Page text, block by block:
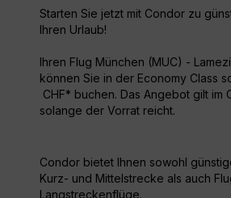
Starten Sie jetzt mit Condor zu
Ihren Urlaub!
Ihren Flug München (MUC) -
können Sie in der Economy Class
CHF* buchen. Das Angebot gilt im
solange der Vorrat reicht.
Condor bietet Ihnen sowohl
Kurz- und Mittelstrecke als auch
Langstreckenflüge.